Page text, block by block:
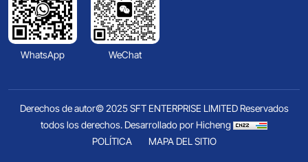
WhatsApp WeChat
Derechos de autor© 2025 SFT ENTERPRISE LIMITED Reservados
todos los derechos. Desarrollado por Hicheng
POLÍTICA
MAPA DEL SITIO